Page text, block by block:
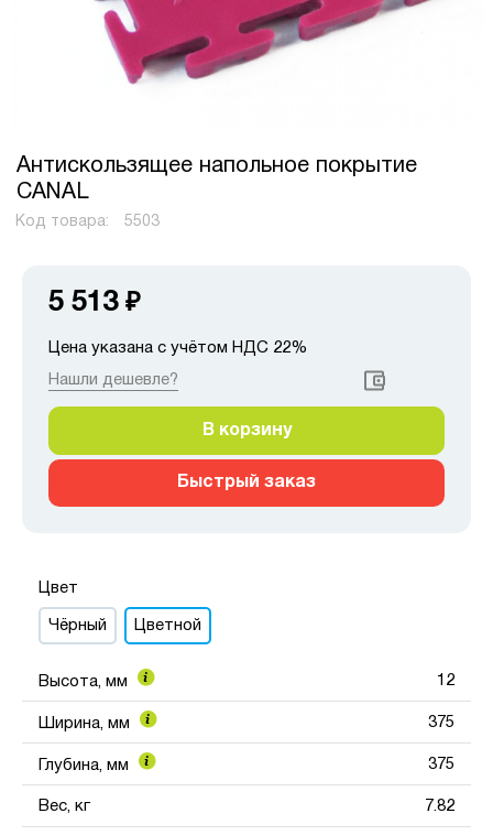
Антискользящее напольное покрытие
CANAL
Код товара: 5503
5 513 ₽
Цена указана с учётом НДС 22%
Нашли дешевле?
В корзину
Быстрый заказ
Цвет
Чёрный Цветной
Высота, мм 12
Ширина, мм 375
Глубина, мм 375
Вес, кг 7.82